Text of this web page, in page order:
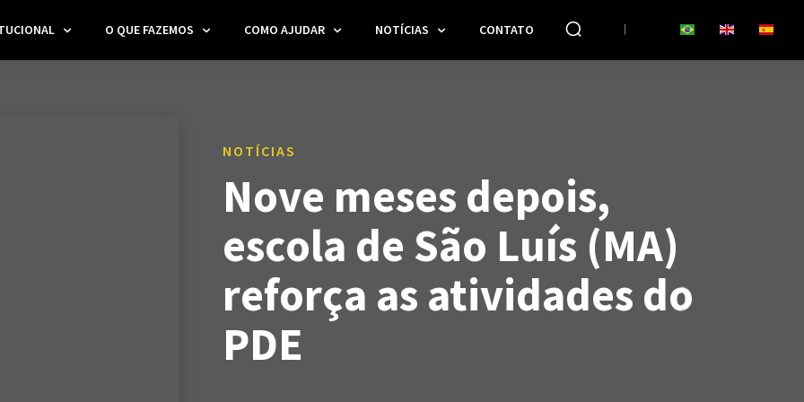
O QUE FAZEMOS COMO AJUDAR NOTÍCIAS CONTATO
NOTÍCIAS
Nove meses depois,
escola de São Luís (MA)
reforça as atividades do
PDE